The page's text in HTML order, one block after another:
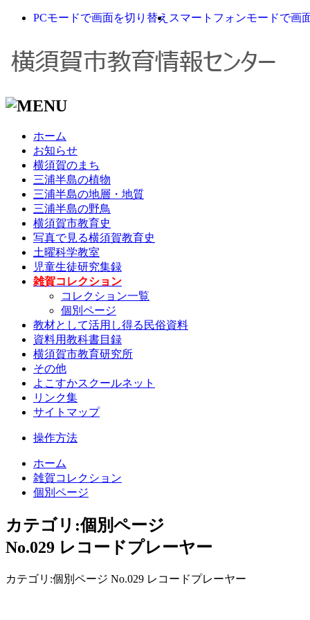
PCモードで画面を切り替え スマートフォンモードで画
ホーム
お知らせ
横須賀のまち
三浦半島の植物
三浦半島の地層・地質
三浦半島の野鳥
横須賀市教育史
写真で見る横須賀教育史
土曜科学教室
児童生徒研究集録
雑賀コレクション
コレクション一覧
個別ページ
教材として活用し得る民俗資料
資料用教科書目録
横須賀市教育研究所
その他
よこすかスクールネット
リンク集
サイトマップ
操作方法
ホーム
雑賀コレクション
個別ページ
カテゴリ:個別ページ
No.029 レコードプレーヤー
カテゴリ:個別ページ No.029 レコードプレーヤー